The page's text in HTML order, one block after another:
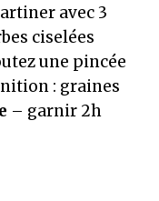
avec 3
ciselées
une pincée
: graines
– garnir 2h